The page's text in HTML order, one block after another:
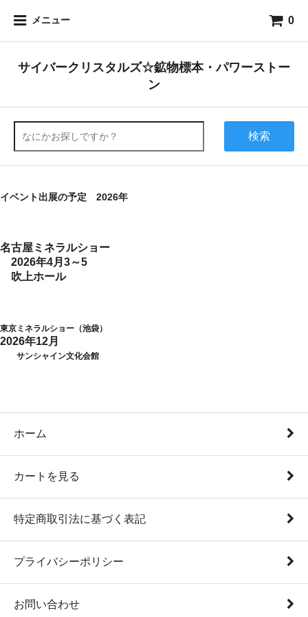
メニュー 0
サイバークリスタルズ☆鉱物標本・パワーストー
ン
検索
イベント出展の予定 2026年
名古屋ミネラルショー
2026年4月3～5
吹上ホール
東京ミネラルショー（池袋）
2026年12月
サンシャイン文化会館
ホーム
カートを見る
特定商取引法に基づく表記
プライバシーポリシー
お問い合わせ